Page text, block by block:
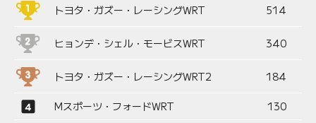
トヨタ・ガズー・レーシングWRT 514
ヒョンデ・シェル・モービスWRT 340
トヨタ・ガズー・レーシングWRT2 184
Mスポーツ・フォードWRT 130